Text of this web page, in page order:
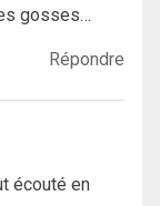
gosses…
Répondre
écouté en